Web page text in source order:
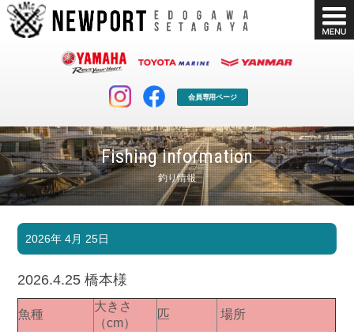
会員専用ページ
Fishing information
釣り情報
マリンクラブ
マリンライフを堪能したい！
ボート販売
ボート免許
長年の実績と信頼！
店舗情報 公式ブログ
2026年 4月 25日
2026.4.25 橋本様
魚種
大きさ
（cm）
匹
場所